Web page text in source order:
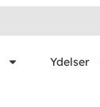
Ydelser